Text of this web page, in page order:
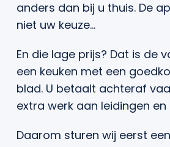
anders dan bij u thuis. De
niet uw keuze…
En die lage prijs? Dat is de
een keuken met een
blad. U betaalt achteraf
extra werk aan leidingen en
Daarom sturen wij eerst